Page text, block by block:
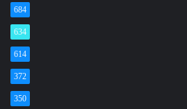
684
634
614
372
350